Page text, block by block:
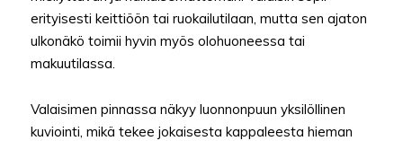
erityisesti keittiöön tai ruokailutilaan, mutta sen ajaton
ulkonäkö toimii hyvin myös olohuoneessa tai
makuutilassa.
Valaisimen pinnassa näkyy luonnonpuun yksilöllinen
kuviointi, mikä tekee jokaisesta kappaleesta hieman